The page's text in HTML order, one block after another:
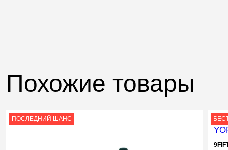
Похожие товары
ПОСЛЕДНИЙ ШАНС